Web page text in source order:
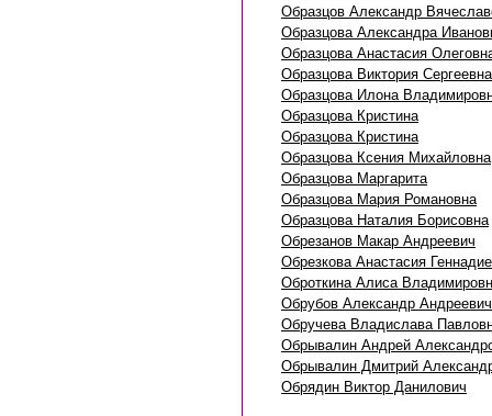
Образцов Александр
Образцова Александра
Образцова Анастасия
Образцова Виктория Сергеевна
Образцова Илона
Образцова Кристина
Образцова Кристина
Образцова Ксения Михайловна
Образцова Маргарита
Образцова Мария Романовна
Образцова Наталия Борисовна
Обрезанов Макар Андреевич
Обрезкова Анастасия
Оброткина Алиса
Обрубов Александр Андреевич
Обручева Владислава
Обрывалин Андрей
Обрывалин Дмитрий
Обрядин Виктор Данилович